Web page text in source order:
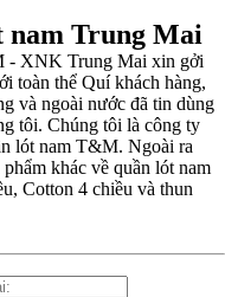
TpHCM
lạnh
thun lạnh giá rẻ
rẻ vải Cotton 4 chiều
nam Trung Mai
- XNK Trung Mai xin gởi
toàn thể Quí khách hàng,
và ngoài nước đã tin dùng
tôi. Chúng tôi là công ty
lót nam T&M. Ngoài ra
khác về quần lót nam
Cotton 4 chiều và thun